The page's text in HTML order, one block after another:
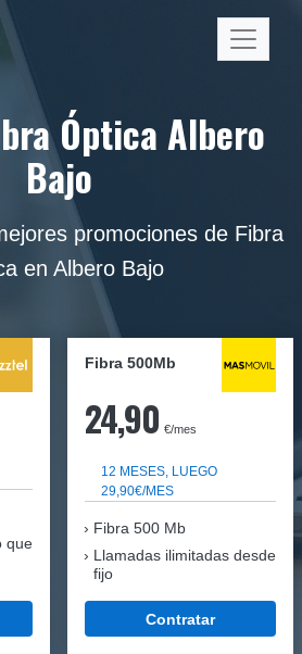
Óptica Albero
Bajo
promociones de Fibra
en Albero Bajo
que
Fibra 500Mb
24,90 €/mes
12 MESES, LUEGO
29,90€/MES
Fibra 500 Mb
Llamadas ilimitadas desde
fijo
Contratar